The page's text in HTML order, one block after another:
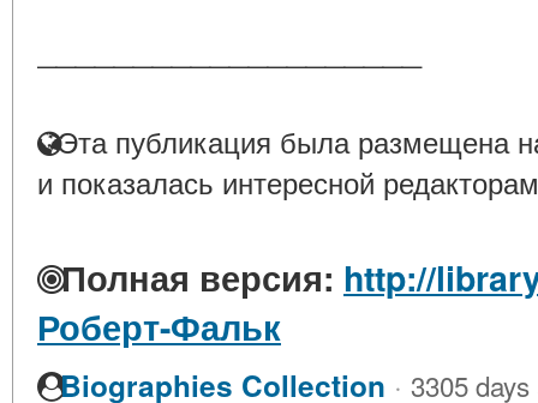
Эта публикация была размещена
и показалась интересной
Полная версия: http://
Роберт-Фальк
Biographies Collection · 3305 days